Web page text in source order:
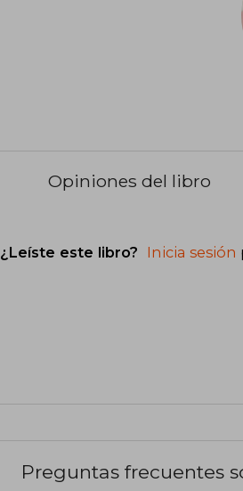
Opiniones del libro
¿Leíste este libro? Inicia sesión
Preguntas frecuentes